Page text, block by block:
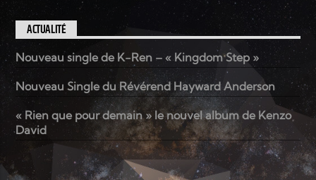
ACTUALITÉ
Nouveau single de K-Ren – « Kingdom Step »
Nouveau Single du Révérend Hayward Anderson
« Rien que pour demain » le nouvel album de Kenzo
David